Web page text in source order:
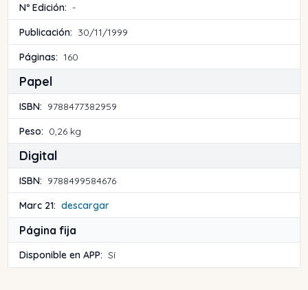
Nº Edición: -
Publicación: 30/11/1999
Páginas: 160
Papel
ISBN: 9788477382959
Peso: 0,26 kg
Digital
ISBN: 9788499584676
Marc 21: descargar
Página fija
Disponible en APP: Sí